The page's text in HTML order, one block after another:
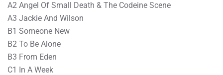
A2 Angel Of Small Death & The Codeine Scene
A3 Jackie And Wilson
B1 Someone New
B2 To Be Alone
B3 From Eden
C1 In A Week